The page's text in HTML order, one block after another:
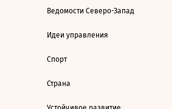
Ведомости Северо-Запад
Идеи управления
Спорт
Страна